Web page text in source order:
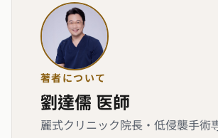
著者について
劉達儒 医師
麗式クリニック院長・低侵襲手術